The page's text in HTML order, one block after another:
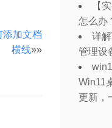
加文档
横线»»
【
怎么办
详
管理设
Win11
更新，